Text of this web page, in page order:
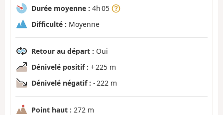
Durée moyenne : 4h 05
Difficulté : Moyenne
Retour au départ : Oui
Dénivelé positif : + 225 m
Dénivelé négatif : - 222 m
Point haut : 272 m